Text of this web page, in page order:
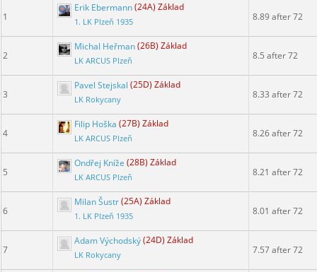
1
Erik Ebermann(24A) Základ
1. LK Plzeň 1935 8.89 after 72
2
Michal Heřman(26B) Základ
LK ARCUS Plzeň 8.5 after 72
3
Pavel Stejskal (25D) Základ
LK Rokycany 8.33 after 72
4
Filip Hoška (27B) Základ
LK ARCUS Plzeň 8.26 after 72
5
Ondřej Kníže (28B) Základ
LK ARCUS Plzeň 8.21 after 72
6
Milan Šustr(25A) Základ
1. LK Plzeň 1935 8.01 after 72
7
Adam Východský(24D) Základ
LK Rokycany 7.57 after 72